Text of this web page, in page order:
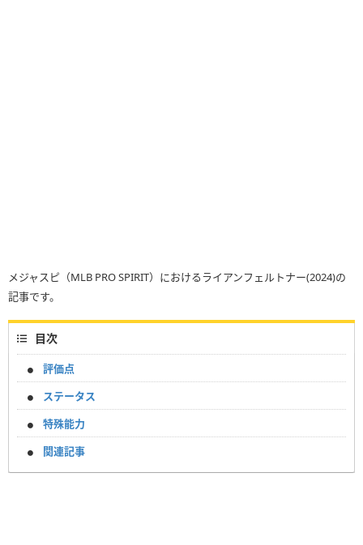
メジャスピ（MLB PRO SPIRIT）におけるライアンフェルトナー(2024)の
記事です。
目次
評価点
ステータス
特殊能力
関連記事